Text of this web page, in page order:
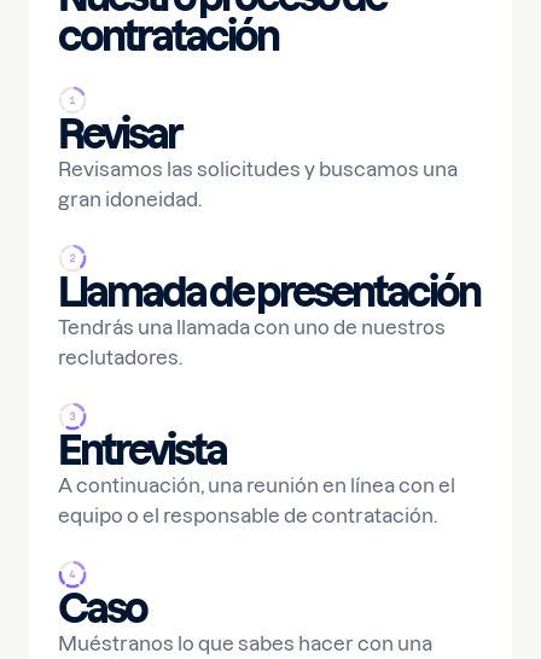
contratación
Revisar
Revisamos las solicitudes y buscamos una
gran idoneidad.
Llamada de presentación
Tendrás una llamada con uno de nuestros
reclutadores.
Entrevista
A continuación, una reunión en línea con el
equipo o el responsable de contratación.
Caso
Muéstranos lo que sabes hacer con una